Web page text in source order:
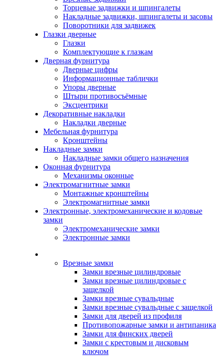
Торцевые задвижки и шпингалеты
Накладные задвижки, шпингалеты и засовы
Поворотники для задвижек
Глазки дверные
Глазки
Комплектующие к глазкам
Дверная фурнитура
Дверные цифры
Информационные таблички
Упоры дверные
Штыри противосъёмные
Эксцентрики
Декоративные накладки
Накладки дверные
Мебельная фурнитура
Кронштейны
Накладные замки
Накладные замки общего назначения
Оконная фурнитура
Механизмы оконные
Электромагнитные замки
Монтажные кронштейны
Электромагнитные замки
Электронные, электромеханические и кодовые
замки
Электромеханические замки
Электронные замки
Врезные замки
Замки врезные цилиндровые
Замки врезные цилиндровые с
защелкой
Замки врезные сувальдные
Замки врезные сувальдные с защелкой
Замки для дверей из профиля
Противопожарные замки и антипаника
Замки для финских дверей
Замки с крестовым и дисковым
ключом